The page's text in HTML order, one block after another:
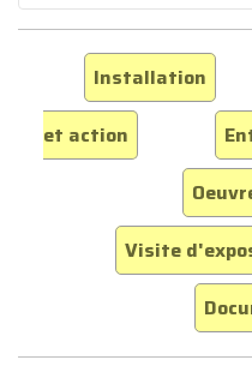
Installation
et action
Visite